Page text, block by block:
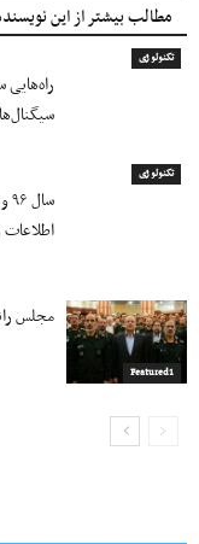
مطالب بیشتر از این
تکنولوژی
تکنولوژی
اطلاعات
Featured1
مجلس